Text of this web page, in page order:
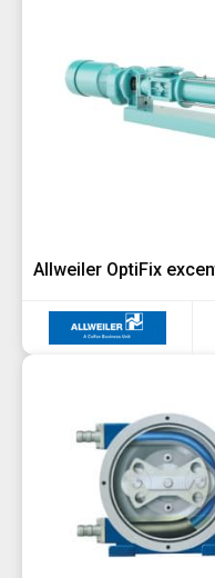
Allweiler OptiFix